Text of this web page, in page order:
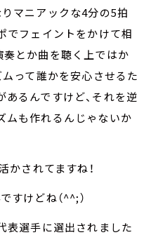
マニアックな4分の5拍
でフェイントをかけて相
とか曲を聴く上ではか
ムって誰かを安心させるた
るんですけど、それを逆
ムも作れるんじゃないか
かされてますね！
すけどね（^^;）
表選手に選出されました